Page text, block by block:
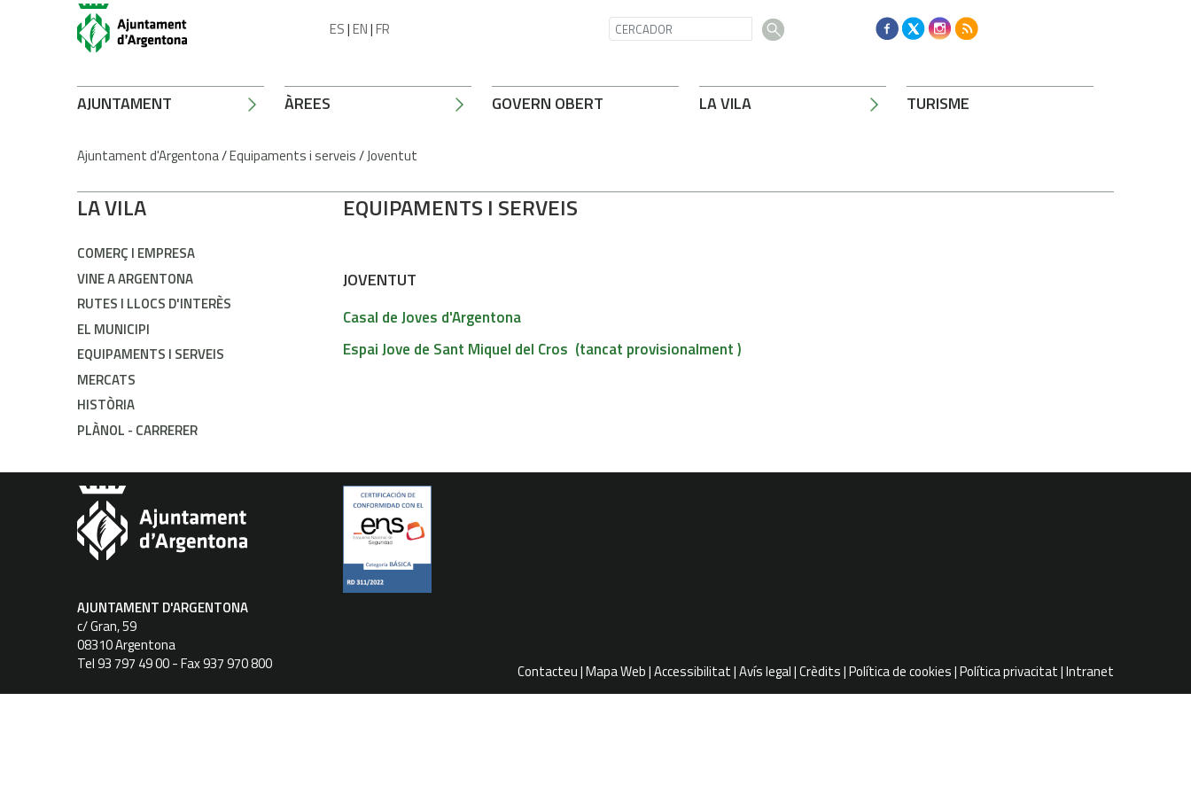
ES|EN|FR
AJUNTAMENT ÀREES GOVERN OBERT LA VILA TURISME
Ajuntament d'Argentona/Equipaments i serveis/Joventut
LA VILA
COMERÇ I EMPRESA
VINE A ARGENTONA
RUTES I LLOCS D'INTERÈS
EL MUNICIPI
EQUIPAMENTS I SERVEIS
MERCATS
HISTÒRIA
PLÀNOL - CARRERER
EQUIPAMENTS I SERVEIS
JOVENTUT
Casal de Joves d'Argentona
Espai Jove de Sant Miquel del Cros (tancat provisionalment )
AJUNTAMENT D'ARGENTONA
c/ Gran, 59
08310 Argentona
Tel 93 797 49 00 - Fax 937 970 800
Intranet
Política privacitat
Política de cookies
Crèdits
Avís legal
Accessibilitat
Mapa Web
Contacteu